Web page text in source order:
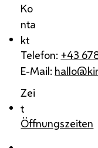
Ko
nta
kt
Telefon: +43
E-Mail:
Zei
t
Öffnungszeiten